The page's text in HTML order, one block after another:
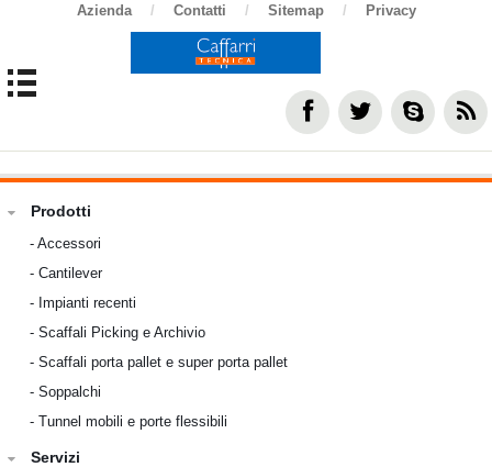
Azienda / Contatti / Sitemap / Privacy
Prodotti
-Accessori
-Cantilever
- Impianti recenti
-Scaffali Picking e Archivio
-Scaffali porta pallet e super porta pallet
-Soppalchi
-Tunnel mobili e porte flessibili
Servizi